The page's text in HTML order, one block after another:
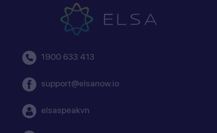
1900 633 413
support@elsanow.io
elsaspeakvn